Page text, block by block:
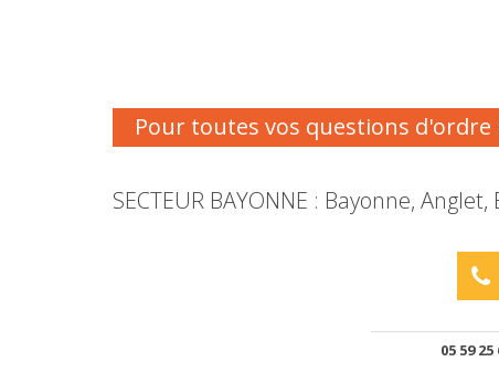
Pour toutes vos questions
SECTEUR BAYONNE : Bayonne,
05 59 25